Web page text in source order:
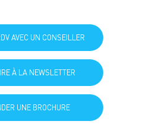
AVEC UN CONSEILLER
À LA NEWSLETTER
UNE BROCHURE